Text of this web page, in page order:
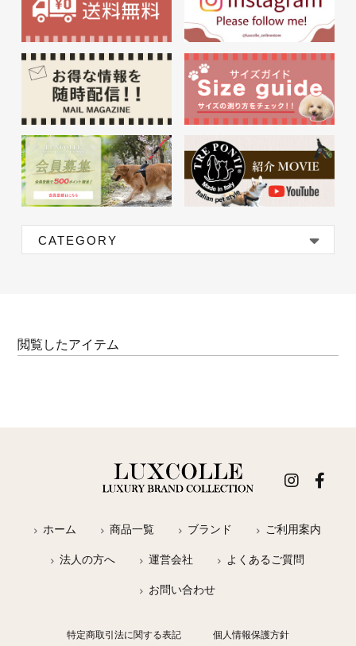
CATEGORY
閲覧したアイテム
ホーム 商品一覧 ブランド ご利用案内
法人の方へ 運営会社 よくあるご質問
お問い合わせ
特定商取引法に関する表記 個人情報保護方針